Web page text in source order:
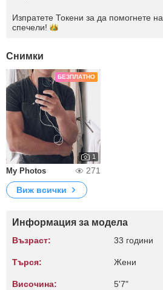
Изпратете Токени за да помогнете на
спечели!
Снимки
БЕЗПЛАТНО
1
My Photos
271
Виж всички
Информация за модела
Възраст: 33 години
Търся: Жени
Височина: 5'7"